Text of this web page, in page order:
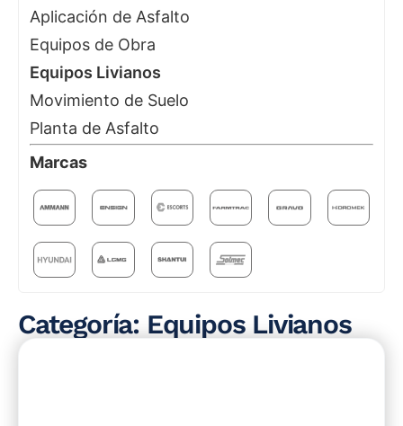
Aplicación de Asfalto
Equipos de Obra
Equipos Livianos
Movimiento de Suelo
Planta de Asfalto
Marcas
Categoría: Equipos Livianos